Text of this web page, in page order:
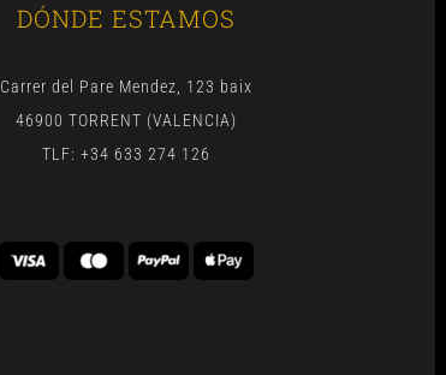
DÓNDE ESTAMOS
Carrer del Pare Mendez, 123 baix
46900 TORRENT (VALENCIA)
TLF: +34 633 274 126